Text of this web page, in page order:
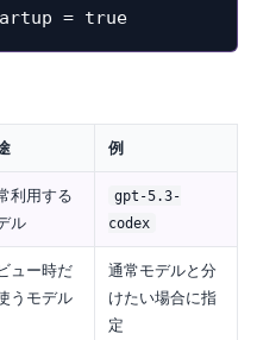
= true
例
利用する
ル
gpt-5.3-
codex
ュー時だ
うモデル
通常モデルと分
けたい場合に指
定